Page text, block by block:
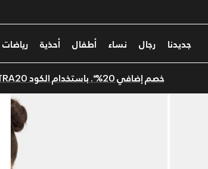
جديدنا رجال نساء أطفال أحذية رياضات
خصم إضافي 20%*. باستخدام الكود EXTRA20